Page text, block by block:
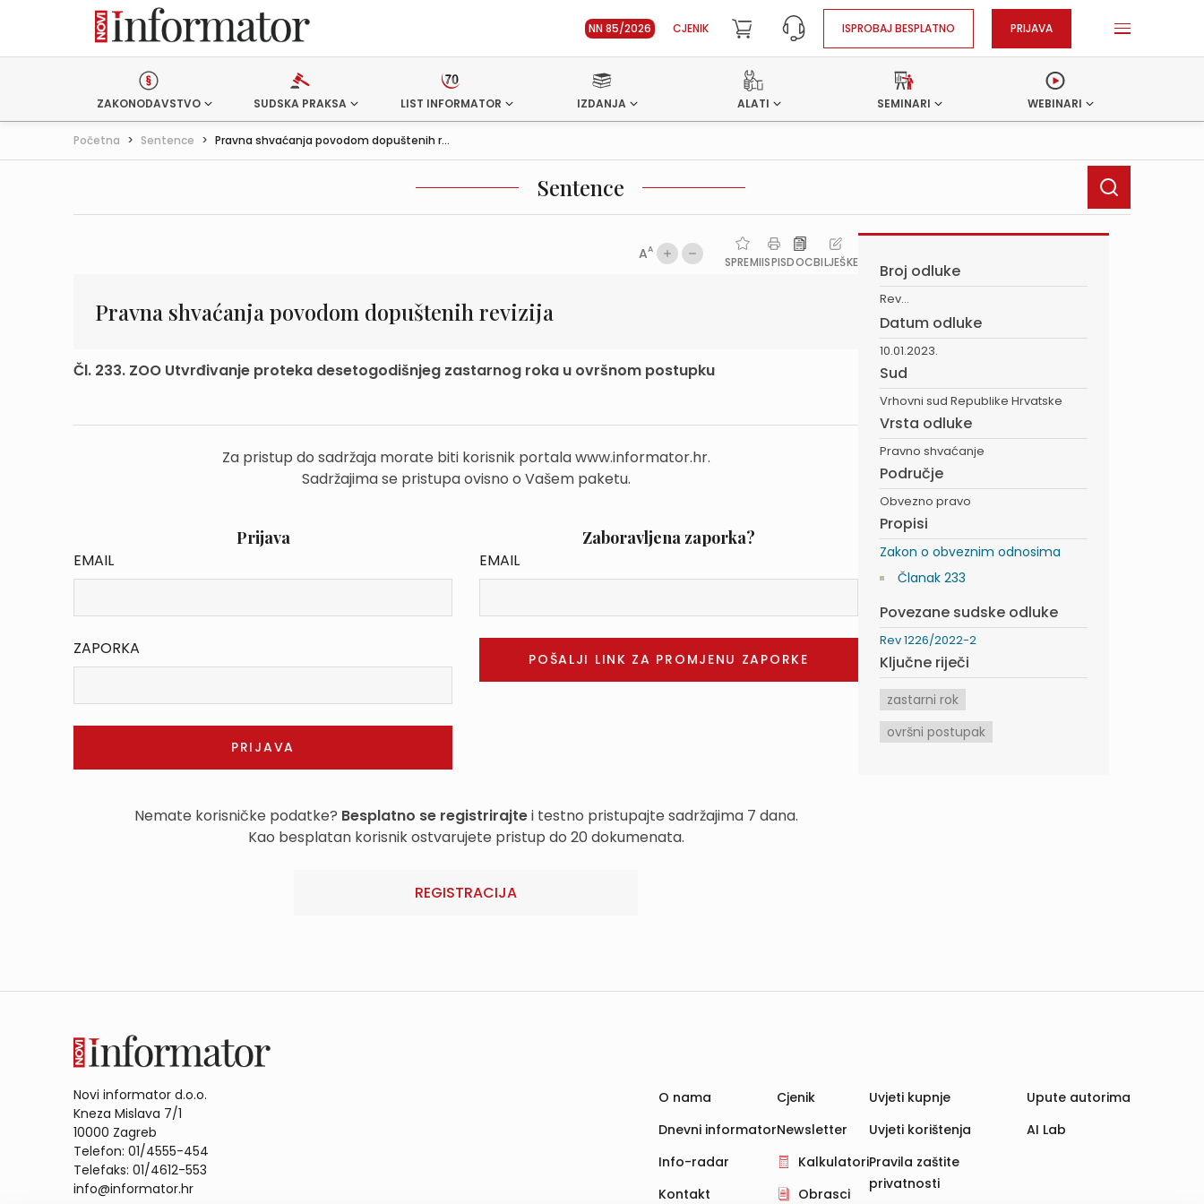
NN 85/2026 CJENIK ISPROBAJ BESPLATNO PRIJAVA
ZAKONODAVSTVO SUDSKA PRAKSA LIST INFORMATOR IZDANJA ALATI SEMINARI WEBINARI
Početna > Sentence > Pravna shvaćanja povodom dopuštenih r...
Sentence
AA
SPREMIISPISDOCBILJEŠKE
Pravna shvaćanja povodom dopuštenih revizija
Čl. 233. ZOO Utvrđivanje proteka desetogodišnjeg zastarnog roka u ovršnom postupku
Za pristup do sadržaja morate biti korisnik portala www.informator.hr.
Sadržajima se pristupa ovisno o Vašem paketu.
Prijava
EMAIL
ZAPORKA
Zaboravljena zaporka?
EMAIL
Nemate korisničke podatke? Besplatno se registrirajtei testno pristupajte sadržajima 7 dana.
Kao besplatan korisnik ostvarujete pristup do 20 dokumenata.
REGISTRACIJA
Broj odluke
Rev...
Datum odluke
10.01.2023.
Sud
Vrhovni sud Republike Hrvatske
Vrsta odluke
Pravno shvaćanje
Područje
Obvezno pravo
Propisi
Zakon o obveznim odnosima
Članak 233
Povezane sudske odluke
Rev 1226/2022-2
Ključne riječi
zastarni rok
ovršni postupak
Novi informator d.o.o.
Kneza Mislava 7/1
10000 Zagreb
Telefon: 01/4555-454
Telefaks: 01/4612-553
info@informator.hr
O nama
Dnevni informator
Info-radar
Kontakt
Cjenik
Newsletter
Kalkulatori
Obrasci
Uvjeti kupnje
Uvjeti korištenja
Pravila zaštite
privatnosti
Upute autorima
AI Lab